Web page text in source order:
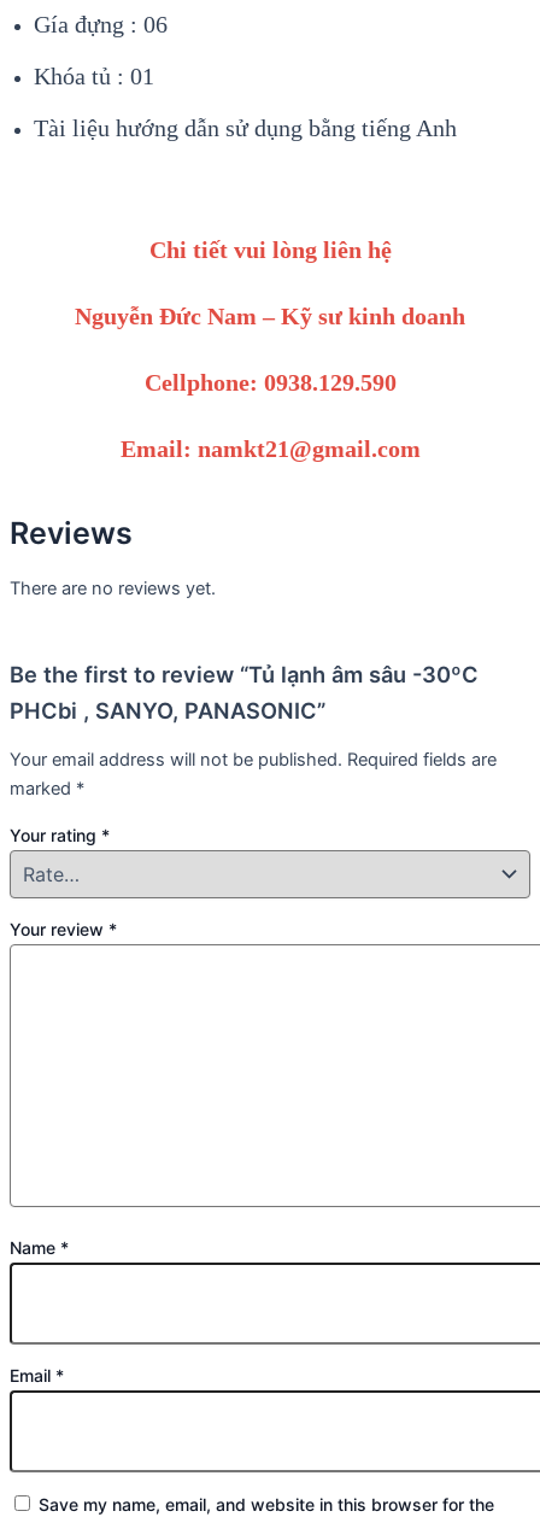
Gía đựng : 06
Khóa tủ : 01
Tài liệu hướng dẫn sử dụng bằng tiếng Anh
Chi tiết vui lòng liên hệ
Nguyễn Đức Nam – Kỹ sư kinh doanh
Cellphone: 0938.129.590
Email: namkt21@gmail.com
Reviews
There are no reviews yet.
Be the first to review “Tủ lạnh âm sâu -30ºC
PHCbi , SANYO, PANASONIC”
Your email address will not be published. Required fields are
marked *
Your rating *
Your review *
Name *
Email *
Save my name, email, and website in this browser for the